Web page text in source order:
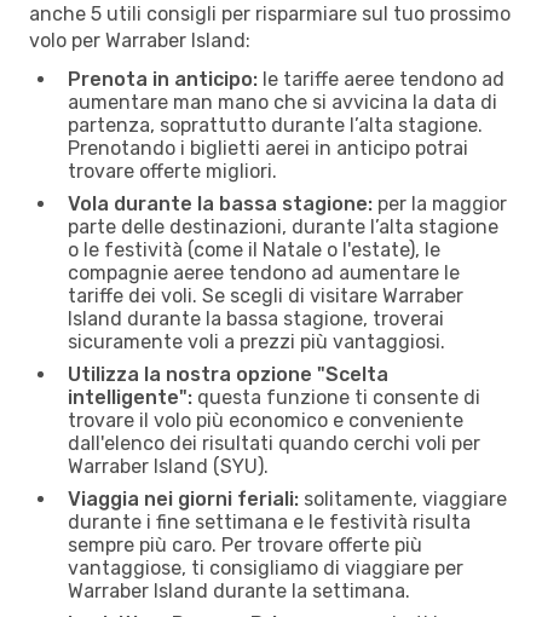
anche 5 utili consigli per risparmiare sul tuo prossimo
volo per Warraber Island:
Prenota in anticipo: le tariffe aeree tendono ad
aumentare man mano che si avvicina la data di
partenza, soprattutto durante l’alta stagione.
Prenotando i biglietti aerei in anticipo potrai
trovare offerte migliori.
Vola durante la bassa stagione: per la maggior
parte delle destinazioni, durante l’alta stagione
o le festività (come il Natale o l'estate), le
compagnie aeree tendono ad aumentare le
tariffe dei voli. Se scegli di visitare Warraber
Island durante la bassa stagione, troverai
sicuramente voli a prezzi più vantaggiosi.
Utilizza la nostra opzione "Scelta
intelligente": questa funzione ti consente di
trovare il volo più economico e conveniente
dall'elenco dei risultati quando cerchi voli per
Warraber Island (SYU).
Viaggia nei giorni feriali: solitamente, viaggiare
durante i fine settimana e le festività risulta
sempre più caro. Per trovare offerte più
vantaggiose, ti consigliamo di viaggiare per
Warraber Island durante la settimana.